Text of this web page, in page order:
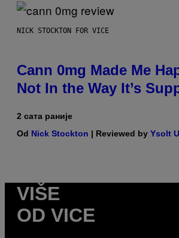
NICK STOCKTON FOR VICE
Cann 0mg Made Me
Not In the Way It’s
2 сата раније
Od Nick Stockton | Reviewed by Ysolt
VIŠE
OD VICE